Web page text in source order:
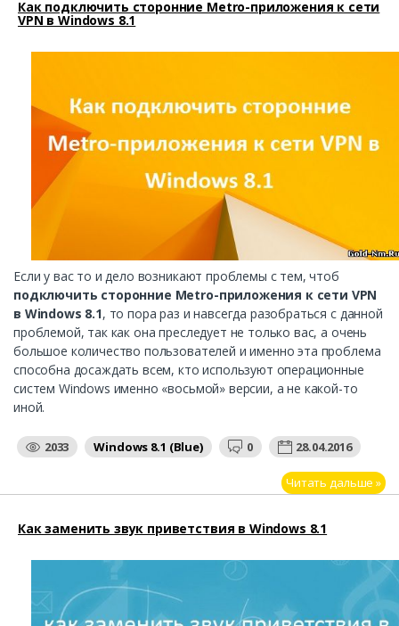
Как подключить сторонние Metro-приложения к сети
VPN в Windows 8.1
Если у вас то и дело возникают проблемы с тем, чтоб
подключить сторонние Metro-приложения к сети VPN
в Windows 8.1, то пора раз и навсегда разобраться с данной
проблемой, так как она преследует не только вас, а очень
большое количество пользователей и именно эта проблема
способна досаждать всем, кто используют операционные
систем Windows именно «восьмой» версии, а не какой-то
иной.
2033 Windows 8.1 (Blue) 0 28.04.2016
Читать дальше »
Как заменить звук приветствия в Windows 8.1